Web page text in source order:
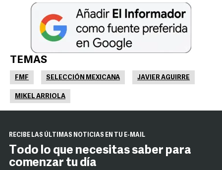
TEMAS
FMF SELECCIÓN MEXICANA JAVIER AGUIRRE
MIKEL ARRIOLA
RECIBE LAS ÚLTIMAS NOTICIAS EN TU E-MAIL
Todo lo que necesitas saber para
comenzar tu día